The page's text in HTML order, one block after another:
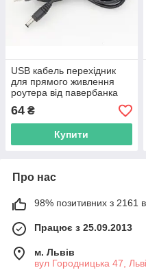
USB кабель перехідник
для прямого живлення
роутера від павербанка
Output 5V/2A конектор DC
5.5x2.1mm
64 ₴
Купити
Про нас
98% позитивних з 2161
Працює з 25.09.2013
м. Львів
вул Городницька 47,